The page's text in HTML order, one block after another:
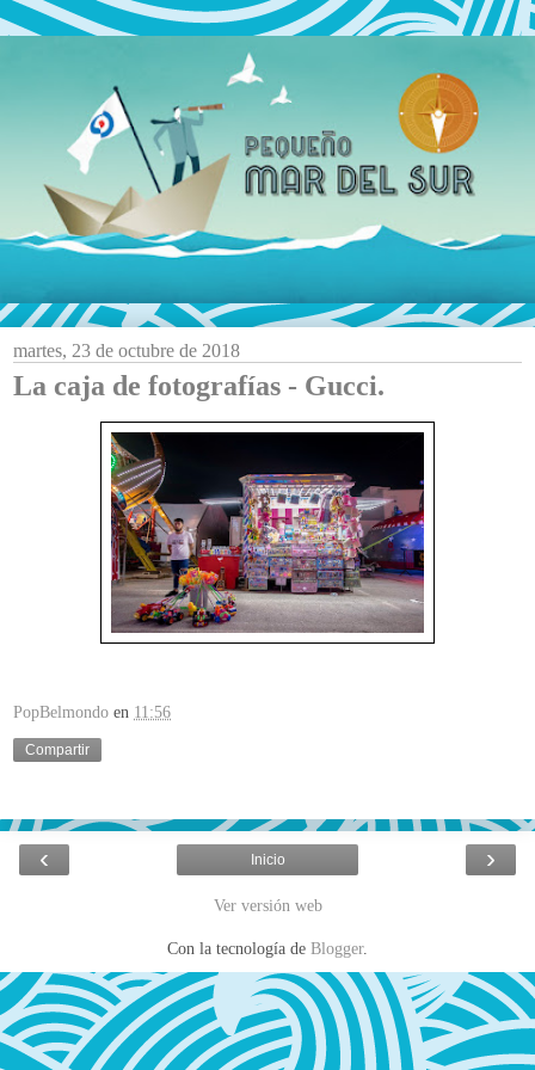
martes, 23 de octubre de 2018
La caja de fotografías - Gucci.
PopBelmondo en 11:56
Compartir
‹ ›
Inicio
Ver versión web
Con la tecnología de Blogger.